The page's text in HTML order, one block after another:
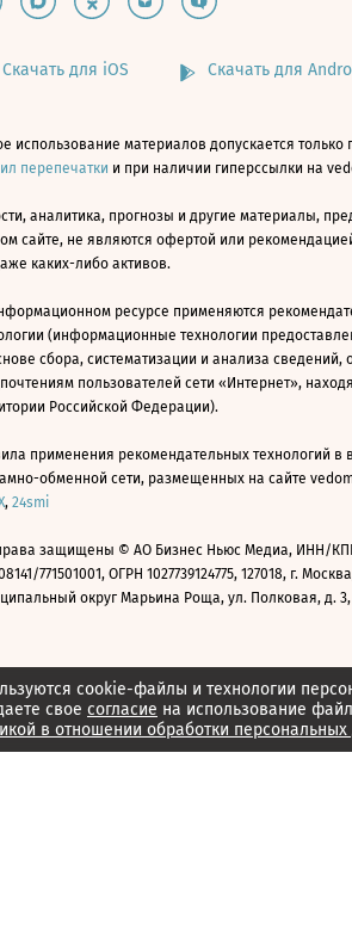
cookie-файлы и технологии
свое согласие на использование
в отношении обработки
Скачать для iOS Скачать для
использование материалов допускается только
перепечатки и при наличии гиперссылки на
аналитика, прогнозы и другие материалы,
сайте, не являются офертой или
каких-либо активов.
ресурсе применяются
(информационные технологии
сбора, систематизации и анализа сведений,
пользователей сети «Интернет»,
Российской Федерации).
применения рекомендательных технологий в
обменной сети, размещенных на сайте
, 24smi
защищены © АО Бизнес Ньюс Медиа, ИНН/
771501001, ОГРН 1027739124775, 127018, г.
округ Марьина Роща, ул. Полковая, д. 3,